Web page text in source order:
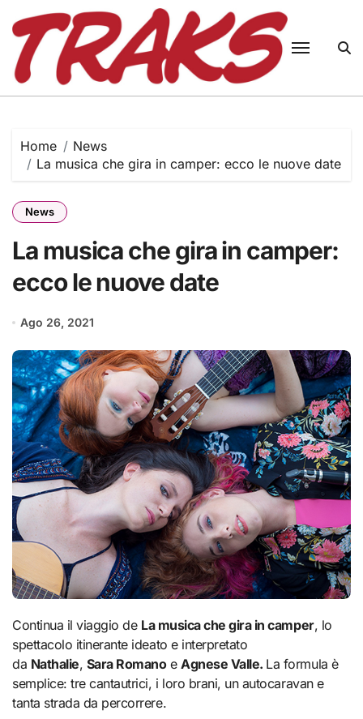
content
Home
News
La musica che gira in camper: ecco le nuove date
News
La musica che gira in camper:
ecco le nuove date
Ago 26, 2021
Continua il viaggio de La musica che gira in camper, lo
spettacolo itinerante ideato e interpretato
da Nathalie, Sara RomanoeAgnese Valle. La formula è
semplice: tre cantautrici, i loro brani, un autocaravan e
tanta strada da percorrere.